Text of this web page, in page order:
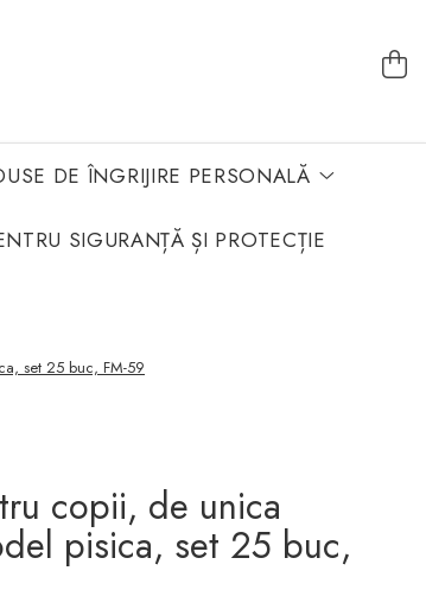
DE ÎNGRIJIRE PERSONALĂ
SIGURANȚĂ ȘI PROTECȚIE
set 25 buc, FM-59
copii, de unica
pisica, set 25 buc,